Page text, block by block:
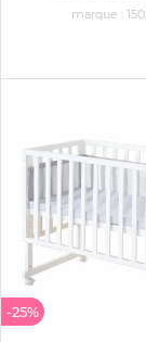
marque : 150
-25%